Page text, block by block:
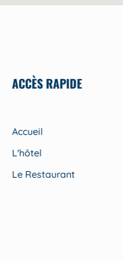
ACCÈS RAPIDE
Accueil
L'hôtel
Le Restaurant